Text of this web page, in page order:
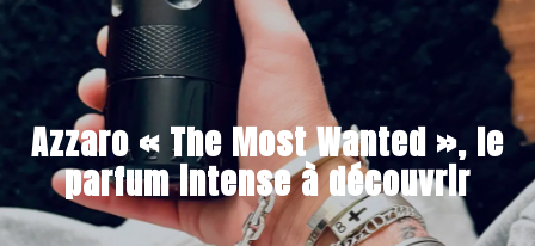
Azzaro « The Most Wanted », le
parfum intense à découvrir